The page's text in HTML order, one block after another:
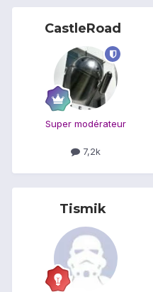
CastleRoad
Super modérateur
7,2k
Tismik